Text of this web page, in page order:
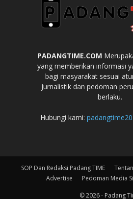
PADANGTIME.COM
yang memberikan informasi
bagi masyarakat sesuai
Jurnalistik dan pedoman
berlaku.
Hubungi kami:
SOP Dan Redaksi Padang TIME
Advertise
Pedoman Media
© 2026 - Padang